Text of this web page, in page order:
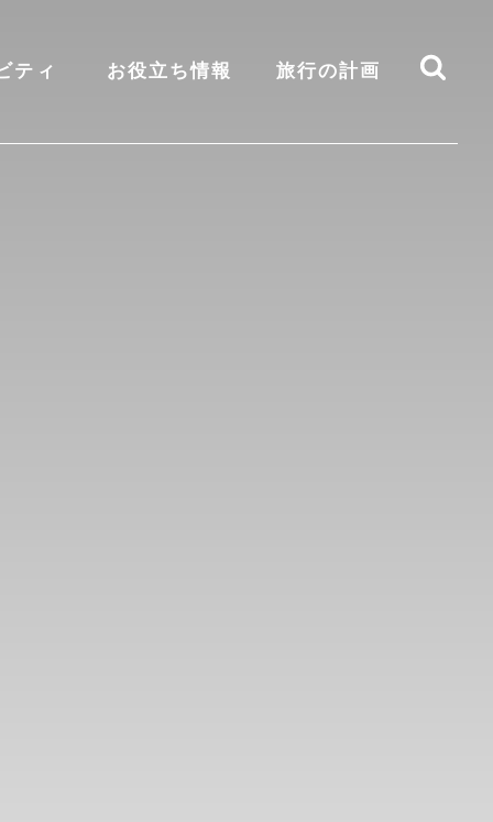
ティ お役立ち情報 旅行の計画